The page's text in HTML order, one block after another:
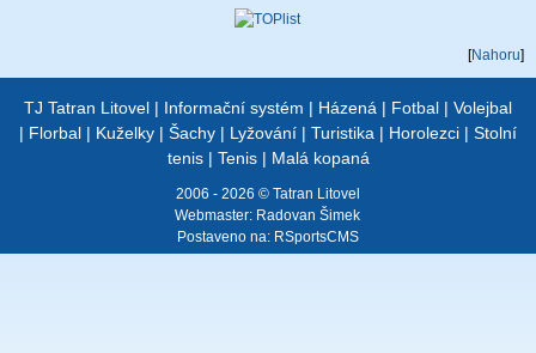
[Nahoru]
TJ Tatran Litovel | Informační systém | Házená | Fotbal | Volejbal
| Florbal | Kuželky | Šachy | Lyžování | Turistika | Horolezci | Stolní
tenis| Tenis| Malá kopaná
2006 - 2026 © Tatran Litovel
Webmaster: Radovan Šimek
Postaveno na: RSportsCMS